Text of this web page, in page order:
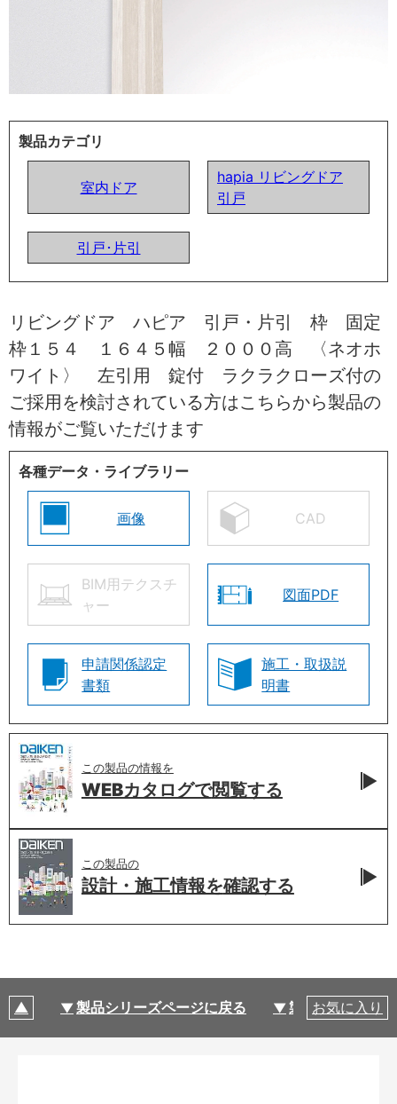
製品カテゴリ
室内ドア
hapia リビングドア
引戸
引戸･片引
リビングドア ハピア 引戸・片引 枠 固定
枠１５４ １６４５幅 ２０００高 〈ネオホ
ワイト〉 左引用 錠付 ラクラクローズ付の
ご採用を検討されている方はこちらから製品の
情報がご覧いただけます
各種データ・ライブラリー
画像 CAD
BIM用テクスチ
ャー
図面PDF
申請関係認定
書類
施工・取扱説
明書
この製品の情報を
WEBカタログで閲覧する
この製品の
設計・施工情報を確認する
製品シリーズページに戻る 製品仕様
お気に入り